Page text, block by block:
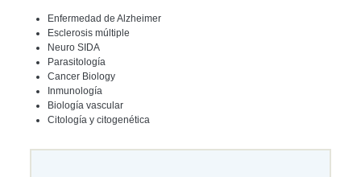
Enfermedad de Alzheimer
Esclerosis múltiple
Neuro SIDA
Parasitología
Cancer Biology
Inmunología
Biología vascular
Citología y citogenética